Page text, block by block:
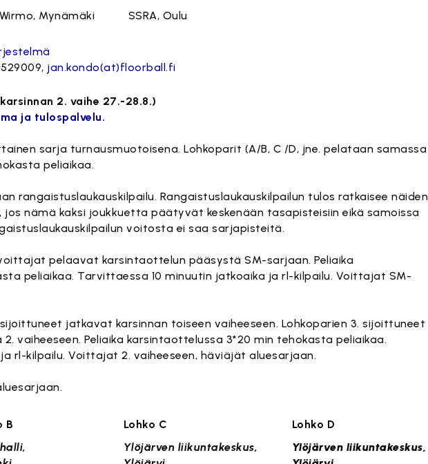
Mynämäki SSRA, Oulu
jan.kondo(at)floorball.fi
2. vaihe 27.-28.8.)
ja tulospalvelu.
sarja turnausmuotoisena. Lohkoparit (A/B, C /D, jne. pelataan samassa
peliaikaa.
rangaistuslaukauskilpailu. Rangaistuslaukauskilpailun tulos ratkaisee näiden
jos nämä kaksi joukkuetta päätyvät keskenään tasapisteisiin eikä samoissa
voitosta ei saa sarjapisteitä.
pelaavat karsintaottelun pääsystä SM-sarjaan. Peliaika
peliaikaa. Tarvittaessa 10 minuutin jatkoaika ja rl-kilpailu. Voittajat SM-
sijoittuneet jatkavat karsinnan toiseen vaiheeseen. Lohkoparien 3. sijoittuneet
vaiheeseen. Peliaika karsintaottelussa 3*20 min tehokasta peliaikaa.
rl-kilpailu. Voittajat 2. vaiheeseen, häviäjät aluesarjaan.
B Lohko C
Lohko D
Ylöjärven liikuntakeskus,
Ylöjärven liikuntakeskus,